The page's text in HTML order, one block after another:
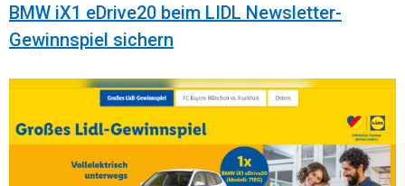
BMW iX1 eDrive20 beim LIDL Newsletter-
Gewinnspiel sichern